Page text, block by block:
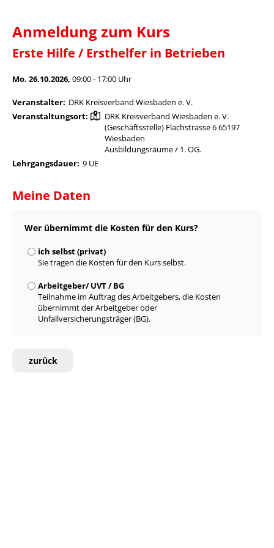
Anmeldung zum Kurs
Erste Hilfe / Ersthelfer in Betrieben
Mo. 26.10.2026, 09:00 - 17:00 Uhr
Veranstalter: DRK Kreisverband Wiesbaden e. V.
Veranstaltungsort:
DRK Kreisverband Wiesbaden e. V.
(Geschäftsstelle) Flachstrasse 6 65197
Wiesbaden
Ausbildungsräume / 1. OG.
Lehrgangsdauer: 9 UE
Meine Daten
Wer übernimmt die Kosten für den Kurs?
ich selbst (privat)
Sie tragen die Kosten für den Kurs selbst.
Arbeitgeber/ UVT / BG
Teilnahme im Auftrag des Arbeitgebers, die Kosten
übernimmt der Arbeitgeber oder
Unfallversicherungsträger (BG).
zurück